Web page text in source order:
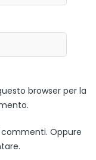
browser per la
commenti. Oppure